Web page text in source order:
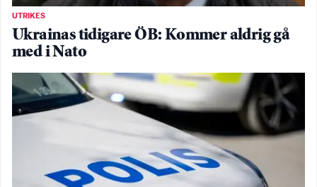
UTRIKES
Ukrainas tidigare ÖB: Kommer aldrig gå
med i Nato